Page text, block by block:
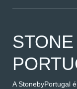
A StonebyPortugal